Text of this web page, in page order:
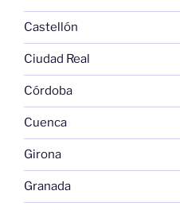
Castellón
Ciudad Real
Córdoba
Cuenca
Girona
Granada